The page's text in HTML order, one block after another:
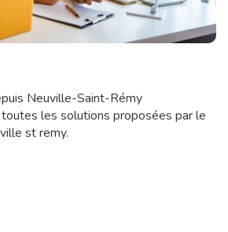
Neuville-Saint-Rémy
les solutions proposées par le
st remy.